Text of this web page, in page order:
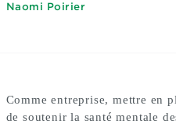
Naomi Poirier
Comme entreprise, mettre en
de soutenir la santé mentale